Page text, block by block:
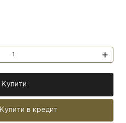
Купити
Купити в кредит